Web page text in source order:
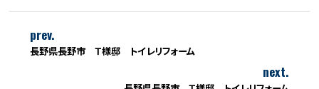
prev.
長野県長野市 Ｔ様邸 トイレリフォーム
next.